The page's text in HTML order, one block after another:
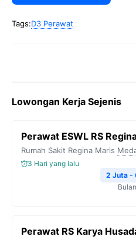
Tags:D3 Perawat
Lowongan Kerja Sejenis
Perawat ESWL RS
Rumah Sakit Regina Maris
3 Hari yang lalu
2 Juta -
Perawat RS Karya